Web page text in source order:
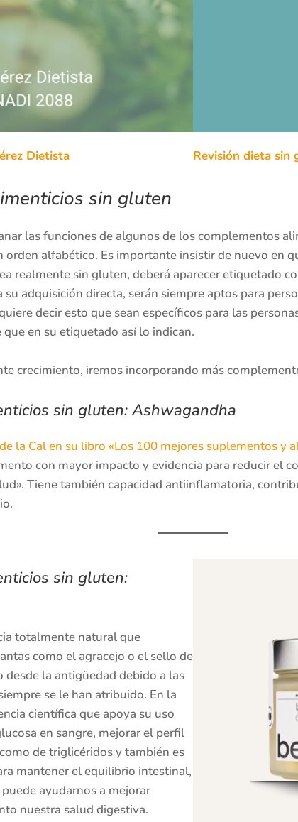
Dietista Revisión dieta sin
sin gluten
las funciones de algunos de los complementos
orden alfabético. Es importante insistir de nuevo en
realmente sin gluten, deberá aparecer etiquetado
adquisición directa, serán siempre aptos para
decir esto que sean específicos para las
en su etiquetado así lo indican.
crecimiento, iremos incorporando más
sin gluten: Ashwagandha
la Cal en su libro «Los 100 mejores suplementos y
con mayor impacto y evidencia para reducir el
Tiene también capacidad antiinflamatoria,
sin gluten:
totalmente natural que
como el agracejo o el sello de
desde la antigüedad debido a las
se le han atribuido. En la
científica que apoya su uso
en sangre, mejorar el perfil
de triglicéridos y también es
mantener el equilibrio intestinal,
ayudarnos a mejorar
nuestra salud digestiva.